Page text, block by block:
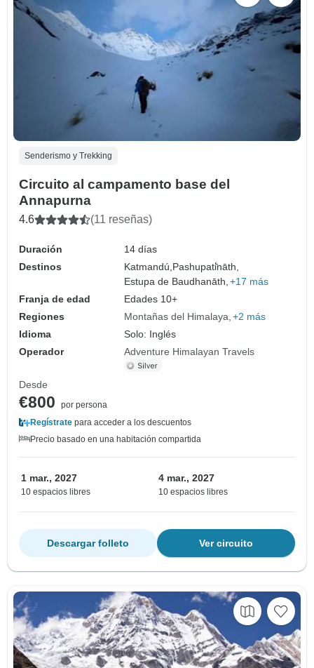
Senderismo y Trekking
Circuito al campamento base del
Annapurna
4.6 (11 reseñas)
Duración
14 días
Destinos
Katmandú, Pashupati̇̄nāth,
Estupa de Baudhanāth, +17 más
Franja de edad
Edades 10+
Regiones
Montañas del Himalaya +2 más
Idioma
Solo: Inglés
Operador
Adventure Himalayan Travels
Desde
€800
por persona
Regístrate para acceder a los descuentos
Precio basado en una habitación compartida
1 mar., 2027
10 espacios libres
4 mar., 2027
10 espacios libres
Ver circuito
Descargar folleto